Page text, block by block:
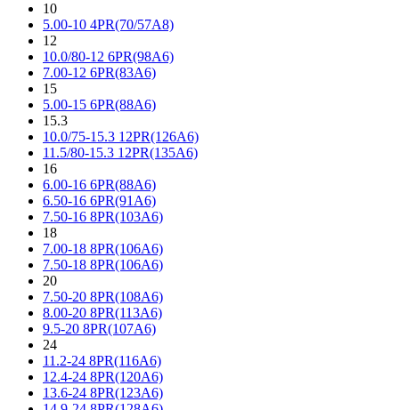
10
5.00-10 4PR(70/57A8)
12
10.0/80-12 6PR(98A6)
7.00-12 6PR(83A6)
15
5.00-15 6PR(88A6)
15.3
10.0/75-15.3 12PR(126A6)
11.5/80-15.3 12PR(135A6)
16
6.00-16 6PR(88A6)
6.50-16 6PR(91A6)
7.50-16 8PR(103A6)
18
7.00-18 8PR(106A6)
7.50-18 8PR(106A6)
20
7.50-20 8PR(108A6)
8.00-20 8PR(113A6)
9.5-20 8PR(107A6)
24
11.2-24 8PR(116A6)
12.4-24 8PR(120A6)
13.6-24 8PR(123A6)